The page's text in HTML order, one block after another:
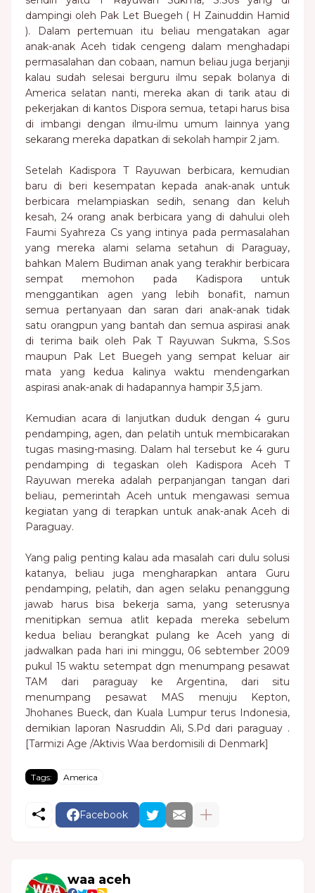
dampingi oleh Pak Let Buegeh ( H Zainuddin Hamid
). Dalam pertemuan itu beliau mengatakan agar
anak-anak Aceh tidak cengeng dalam menghadapi
permasalahan dan cobaan, namun beliau juga berjanji
kalau sudah selesai berguru ilmu sepak bolanya di
America selatan nanti, mereka akan di tarik atau di
pekerjakan di kantos Dispora semua, tetapi harus bisa
di imbangi dengan ilmu-ilmu umum lainnya yang
sekarang mereka dapatkan di sekolah hampir 2 jam.
Setelah Kadispora T Rayuwan berbicara, kemudian
baru di beri kesempatan kepada anak-anak untuk
berbicara melampiaskan sedih, senang dan keluh
kesah, 24 orang anak berbicara yang di dahului oleh
Faumi Syahreza Cs yang intinya pada permasalahan
yang mereka alami selama setahun di Paraguay,
bahkan Malem Budiman anak yang terakhir berbicara
sempat memohon pada Kadispora untuk
menggantikan agen yang lebih bonafit, namun
semua pertanyaan dan saran dari anak-anak tidak
satu orangpun yang bantah dan semua aspirasi anak
di terima baik oleh Pak T Rayuwan Sukma, S.Sos
maupun Pak Let Buegeh yang sempat keluar air
mata yang kedua kalinya waktu mendengarkan
aspirasi anak-anak di hadapannya hampir 3,5 jam.
Kemudian acara di lanjutkan duduk dengan 4 guru
pendamping, agen, dan pelatih untuk membicarakan
tugas masing-masing. Dalam hal tersebut ke 4 guru
pendamping di tegaskan oleh Kadispora Aceh T
Rayuwan mereka adalah perpanjangan tangan dari
beliau, pemerintah Aceh untuk mengawasi semua
kegiatan yang di terapkan untuk anak-anak Aceh di
Paraguay.
Yang palig penting kalau ada masalah cari dulu solusi
katanya, beliau juga mengharapkan antara Guru
pendamping, pelatih, dan agen selaku penanggung
jawab harus bisa bekerja sama, yang seterusnya
menitipkan semua atlit kepada mereka sebelum
kedua beliau berangkat pulang ke Aceh yang di
jadwalkan pada hari ini minggu, 06 sebtember 2009
pukul 15 waktu setempat dgn menumpang pesawat
TAM dari paraguay ke Argentina, dari situ
menumpang pesawat MAS menuju Kepton,
Jhohanes Bueck, dan Kuala Lumpur terus Indonesia,
demikian laporan Nasruddin Ali, S.Pd dari paraguay .
[Tarmizi Age /Aktivis Waa berdomisili di Denmark]
Tags: America
Facebook
waa aceh